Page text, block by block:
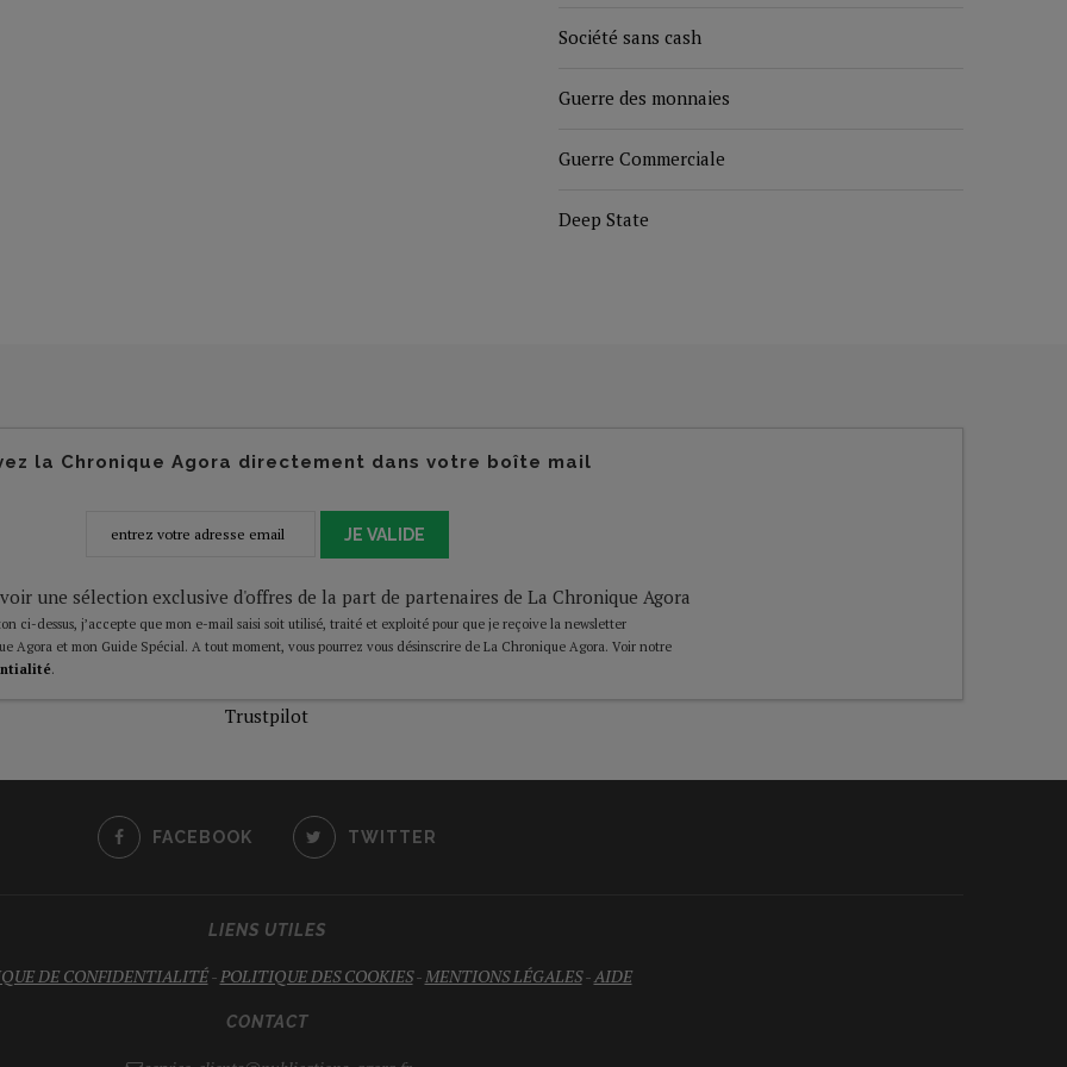
Société sans cash
Guerre des monnaies
Guerre Commerciale
Deep State
la Chronique Agora directement dans votre boîte mail
JE VALIDE
une sélection exclusive d'offres de la part de partenaires de La Chronique Agora
ci-dessus, j’accepte que mon e-mail saisi soit utilisé, traité et exploité pour que je reçoive la newsletter
Agora et mon Guide Spécial. A tout moment, vous pourrez vous désinscrire de La Chronique Agora. Voir notre
.
Trustpilot
FACEBOOK TWITTER
LIENS UTILES
DE CONFIDENTIALITÉ-POLITIQUE DES COOKIES-MENTIONS LÉGALES-AIDE
CONTACT